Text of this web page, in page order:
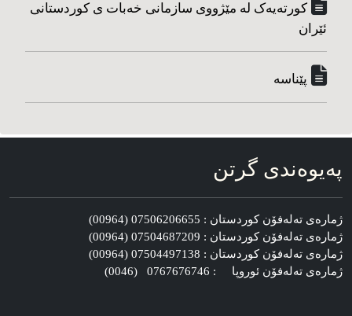
کورته‌یه‌ک له مێژووی سازمانی خه‌بات ی کوردستانی
ئێران
پێناسه‌
په‌یوه‌ندی گرتن
ژماره‌ی ته‌له‌فۆن کوردستان : 07506206655 (00964)
ژماره‌ی ته‌له‌فۆن کوردستان : 07504687209 (00964)
ژماره‌ی ته‌له‌فۆن کوردستان : 07504497138 (00964)
ژماره‌ی ته‌له‌فۆن ئوروپا : 0767676746 (0046)